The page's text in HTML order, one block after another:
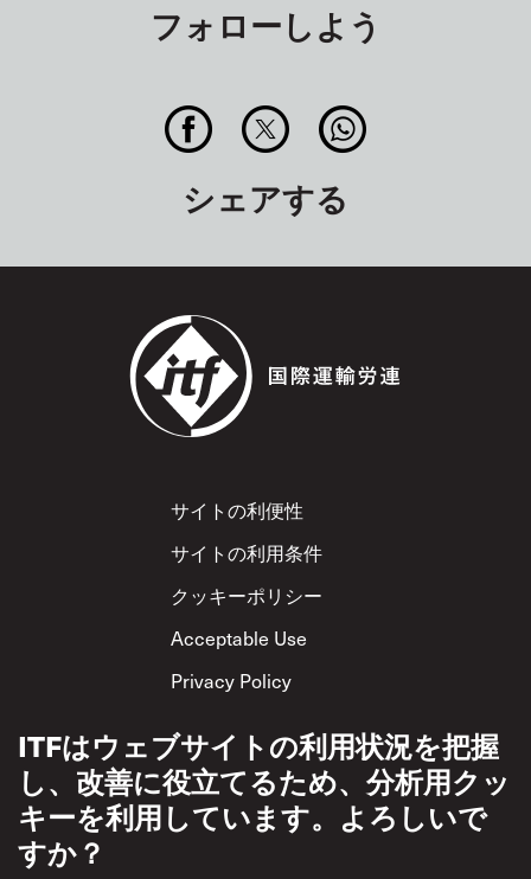
フォローしよう
シェアする
Footer
サイトの利便性
サイトの利用条件
クッキーポリシー
Acceptable Use
Privacy Policy
ITFはウェブサイトの利用状況を把握
し、改善に役立てるため、分析用クッ
キーを利用しています。よろしいで
すか？